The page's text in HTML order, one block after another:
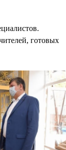
готовых